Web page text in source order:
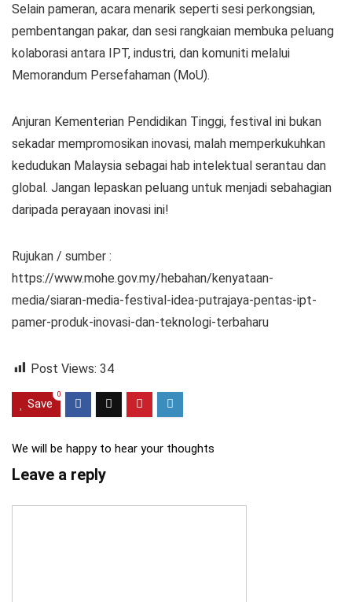
Selain pameran, acara menarik seperti sesi perkongsian,
pembentangan pakar, dan sesi rangkaian membuka peluang
kolaborasi antara IPT, industri, dan komuniti melalui
Memorandum Persefahaman (MoU).
Anjuran Kementerian Pendidikan Tinggi, festival ini bukan
sekadar mempromosikan inovasi, malah memperkukuhkan
kedudukan Malaysia sebagai hab intelektual serantau dan
global. Jangan lepaskan peluang untuk menjadi sebahagian
daripada perayaan inovasi ini!
Rujukan / sumber :
https://www.mohe.gov.my/hebahan/kenyataan-
media/siaran-media-festival-idea-putrajaya-pentas-ipt-
pamer-produk-inovasi-dan-teknologi-terbaharu
Post Views: 34
Save
0
We will be happy to hear your thoughts
Leave a reply